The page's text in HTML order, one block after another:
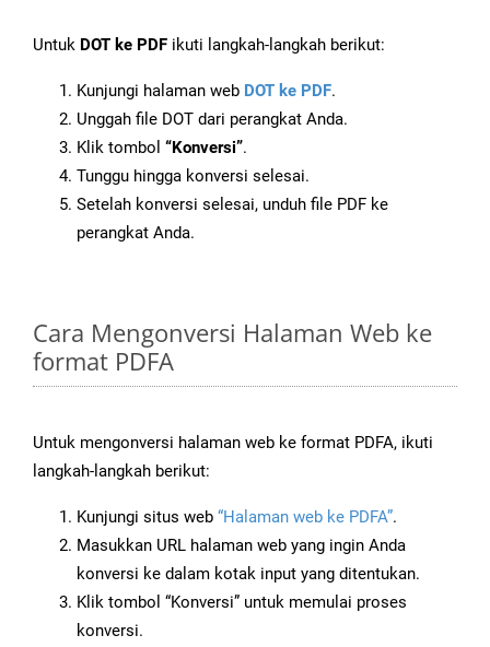
Untuk DOT ke PDF ikuti langkah-langkah berikut:
Kunjungi halaman web DOT ke PDF.
Unggah file DOT dari perangkat Anda.
Klik tombol “Konversi”.
Tunggu hingga konversi selesai.
Setelah konversi selesai, unduh file PDF ke
perangkat Anda.
Cara Mengonversi Halaman Web ke
format PDFA
Untuk mengonversi halaman web ke format PDFA, ikuti
langkah-langkah berikut:
Kunjungi situs web “Halaman web ke PDFA”.
Masukkan URL halaman web yang ingin Anda
konversi ke dalam kotak input yang ditentukan.
Klik tombol “Konversi” untuk memulai proses
konversi.